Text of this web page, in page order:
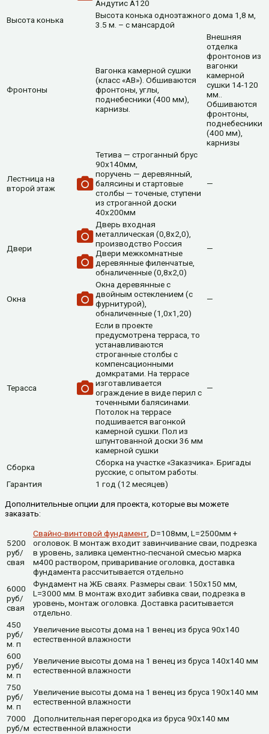
Андутис А120
Высота конька
Высота конька одноэтажного дома 1,8 м,
3.5 м. – с мансардой
Фронтоны
Вагонка камерной сушки
(класс «АВ»). Обшиваются
фронтоны, углы,
поднебесники (400 мм),
карнизы.
Внешняя
отделка
фронтонов из
вагонки
камерной
сушки 14-120
мм..
Обшиваются
фронтоны,
поднебесники
(400 мм),
карнизы
Лестница на
второй этаж
Тетива — строганный брус
90х140мм,
поручень — деревянный,
балясины и стартовые
столбы — точеные, ступени
из строганной доски
40х200мм
—
Двери
Дверь входная
металлическая (0,8х2,0),
производство Россия
Двери межкомнатные
деревянные филенчатые,
обналиченные (0,8х2,0)
—
Окна
Окна деревянные с
двойным остеклением (с
фурнитурой),
обналиченные (1,0х1,20)
—
Терасса
Если в проекте
предусмотрена терраса, то
устанавливаются
строганные столбы с
компенсационными
домкратами. На террасе
изготавливается
ограждение в виде перил с
точенными балясинами.
Потолок на террасе
подшивается вагонкой
камерной сушки. Пол из
шпунтованной доски 36 мм
камерной сушки
—
Сборка
Сборка на участке «Заказчика». Бригады
русские, с опытом работы.
Гарантия
1 год (12 месяцев)
Дополнительные опции для проекта, которые вы можете
заказать:
5200
руб/
свая
Свайно-винтовой фундамент , D=108мм, L=2500мм +
оголовок. В монтаж входит завинчивание сваи, подрезка
в уровень, заливка цементно-песчаной смесью марка
м400 раствором, приваривание оголовка, доставка
фундамента рассчитывается отдельно
6000
руб/
свая
Фундамент на ЖБ сваях. Размеры сваи: 150х150 мм,
L=3000 мм. В монтаж входит забивка сваи, подрезка в
уровень, монтаж оголовка. Доставка раситывается
отдельно.
450
руб/
м. п
Увеличение высоты дома на 1 венец из бруса 90х140
естественной влажности
600
руб/
м. п
Увеличение высоты дома на 1 венец из бруса 140х140 мм
естественной влажности
750
руб/
м. п
Увеличение высоты дома на 1 венец из бруса 190х140 мм
естественной влажности
7000
руб/м
Дополнительная перегородка из бруса 90х140 мм
естественной влажности